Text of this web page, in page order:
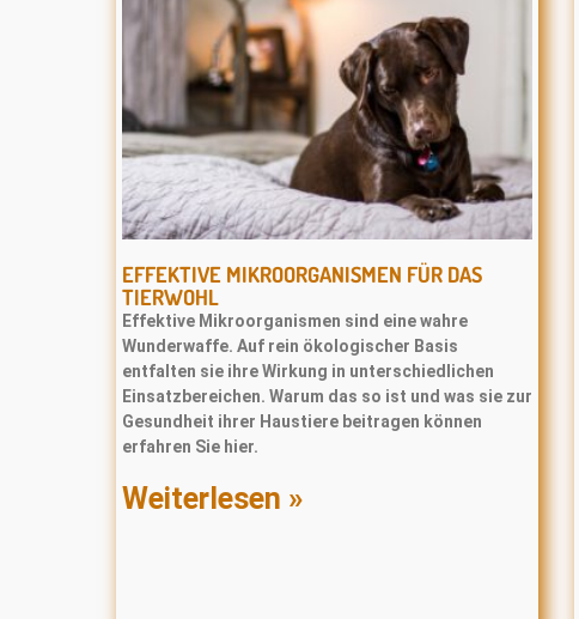
EFFEKTIVE MIKROORGANISMEN FÜR DAS
TIERWOHL
Effektive Mikroorganismen sind eine wahre
Wunderwaffe. Auf rein ökologischer Basis
entfalten sie ihre Wirkung in unterschiedlichen
Einsatzbereichen. Warum das so ist und was sie zur
Gesundheit ihrer Haustiere beitragen können
erfahren Sie hier.
Weiterlesen »